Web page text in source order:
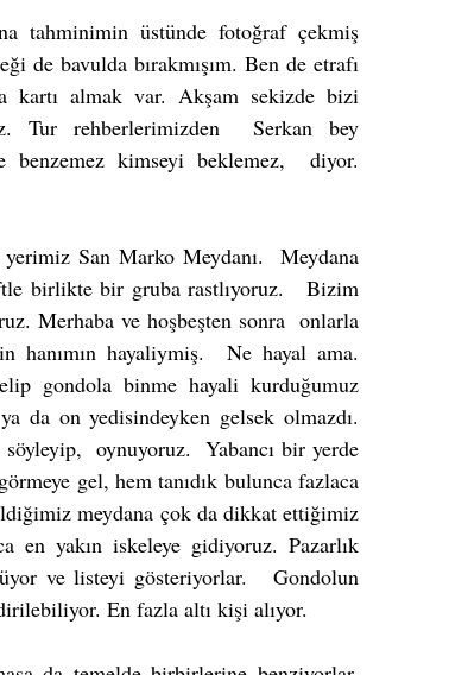
tahminimin üstünde fotoğraf çekmiş
de bavulda bırakmışım. Ben de etrafı
kartı almak var. Akşam sekizde bizi
Tur rehberlerimizden  Serkan bey
kimseyi beklemez,  diyor.
San Marko Meydanı.  Meydana
birlikte bir gruba rastlıyoruz.   Bizim
Merhaba ve hoşbeşten sonra  onlarla
hanımın hayaliymiş.  Ne hayal ama.
gondola binme hayali kurduğumuz
da on yedisindeyken gelsek olmazdı.
oynuyoruz.  Yabancı bir yerde
gel, hem tanıdık bulunca fazlaca
meydana çok da dikkat ettiğimiz
en yakın iskeleye gidiyoruz. Pazarlık
ve listeyi gösteriyorlar.   Gondolun
En fazla altı kişi alıyor.